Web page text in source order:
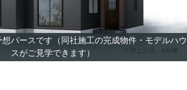
想パースです（同社施工の完成物件・モデルハウ
スがご見学できます）